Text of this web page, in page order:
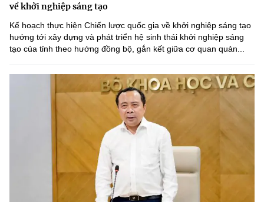
về khởi nghiệp sáng tạo
Kế hoạch thực hiện Chiến lược quốc gia về khởi nghiệp sáng tạo
hướng tới xây dựng và phát triển hệ sinh thái khởi nghiệp sáng
tạo của tỉnh theo hướng đồng bộ, gắn kết giữa cơ quan quản...